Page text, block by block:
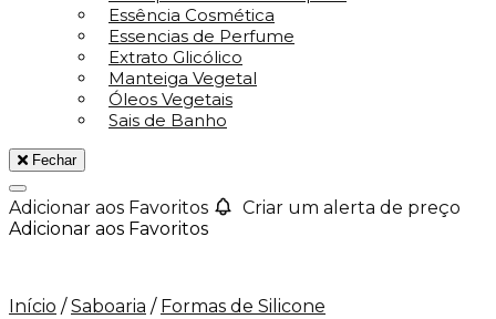
Essência Cosmética
Essencias de Perfume
Extrato Glicólico
Manteiga Vegetal
Óleos Vegetais
Sais de Banho
Fechar
Adicionar aos Favoritos
Criar um alerta de preço
Adicionar aos Favoritos
Início / Saboaria / Formas de Silicone